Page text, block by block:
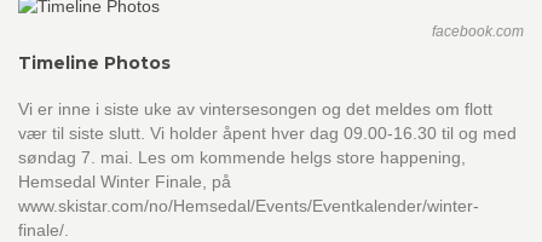
facebook.com
Timeline Photos
Vi er inne i siste uke av vintersesongen og det meldes om flott
vær til siste slutt. Vi holder åpent hver dag 09.00-16.30 til og med
søndag 7. mai. Les om kommende helgs store happening,
Hemsedal Winter Finale, på
www.skistar.com/no/Hemsedal/Events/Eventkalender/winter-
finale/.